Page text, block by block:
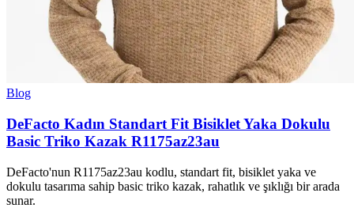
Blog
DeFacto Kadın Standart Fit Bisiklet Yaka Dokulu
Basic Triko Kazak R1175az23au
DeFacto'nun R1175az23au kodlu, standart fit, bisiklet yaka ve
dokulu tasarıma sahip basic triko kazak, rahatlık ve şıklığı bir arada
sunar.